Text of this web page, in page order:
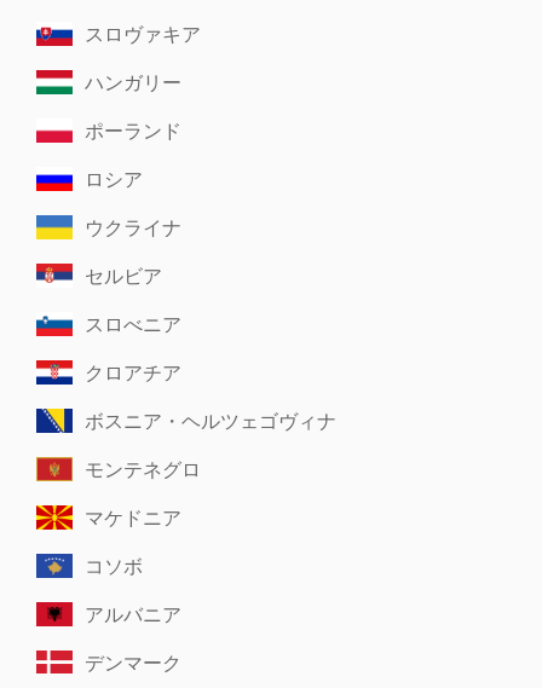
スロヴァキア
ハンガリー
ポーランド
ロシア
ウクライナ
セルビア
スロべニア
クロアチア
ボスニア・ヘルツェゴヴィナ
モンテネグロ
マケドニア
コソボ
アルバニア
デンマーク